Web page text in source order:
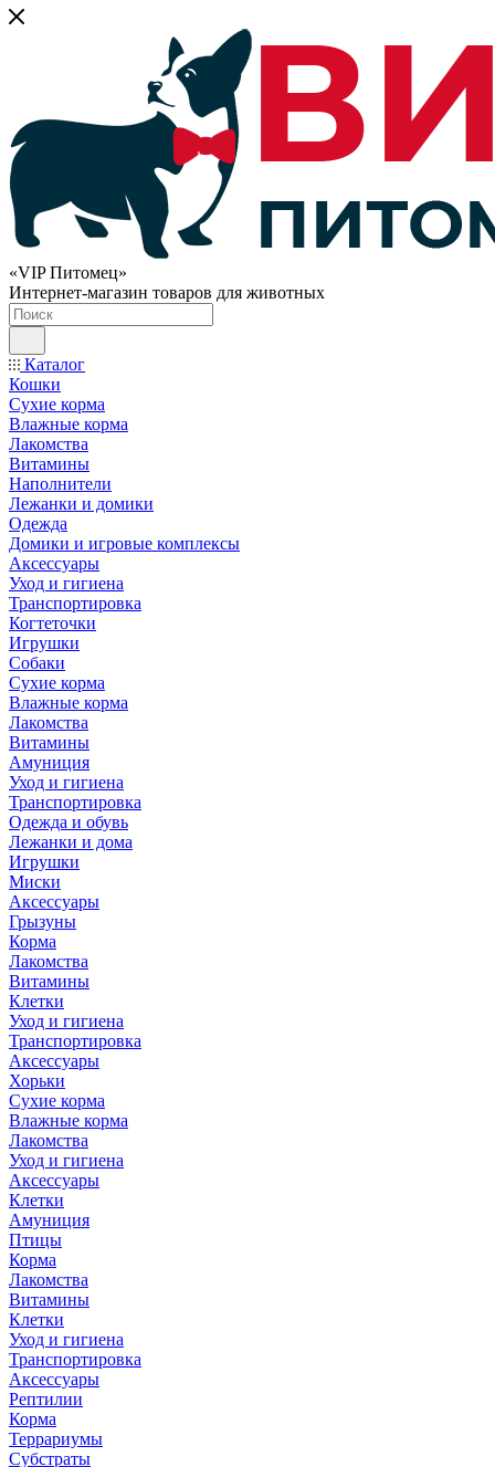
«VIP Питомец»
Интернет-магазин товаров для животных
Каталог
Кошки
Сухие корма
Влажные корма
Лакомства
Витамины
Наполнители
Лежанки и домики
Одежда
Домики и игровые комплексы
Аксессуары
Уход и гигиена
Транспортировка
Когтеточки
Игрушки
Собаки
Сухие корма
Влажные корма
Лакомства
Витамины
Амуниция
Уход и гигиена
Транспортировка
Одежда и обувь
Лежанки и дома
Игрушки
Миски
Аксессуары
Грызуны
Корма
Лакомства
Витамины
Клетки
Уход и гигиена
Транспортировка
Аксессуары
Хорьки
Сухие корма
Влажные корма
Лакомства
Уход и гигиена
Аксессуары
Клетки
Амуниция
Птицы
Корма
Лакомства
Витамины
Клетки
Уход и гигиена
Транспортировка
Аксессуары
Рептилии
Корма
Террариумы
Субстраты